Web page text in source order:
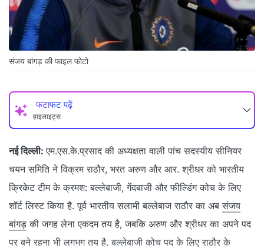
संजय बांगड़ की फाइल फोटो
फटाफट पढ़ें
हाइलाइट्स
नई दिल्ली: एम.एस.के.प्रसाद की अध्यक्षता वाली पांच सदस्यीय सीनियर
चयन समिति ने विक्रम राठौर, भरत अरुण और आर. श्रीधर को भारतीय
क्रिकेट टीम के क्रमश: बल्लेबाजी, गेंदबाजी और फील्डिंग कोच के लिए
शॉर्ट लिस्ट किया है. पूर्व भारतीय सलामी बल्लेबाज राठौर का अबसंजय
बांगड़ की जगह लेना एकदम तय है, जबकि अरुण और श्रीधर का अपने पद
पर बने रहना भी लगभग तय है. बल्लेबाजी कोच पद के लिए राठौर के